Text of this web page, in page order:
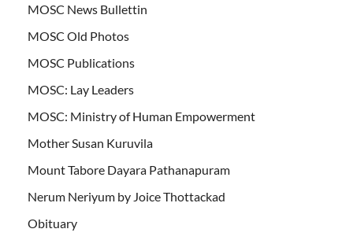
MOSC News Bullettin
MOSC Old Photos
MOSC Publications
MOSC: Lay Leaders
MOSC: Ministry of Human Empowerment
Mother Susan Kuruvila
Mount Tabore Dayara Pathanapuram
Nerum Neriyum by Joice Thottackad
Obituary